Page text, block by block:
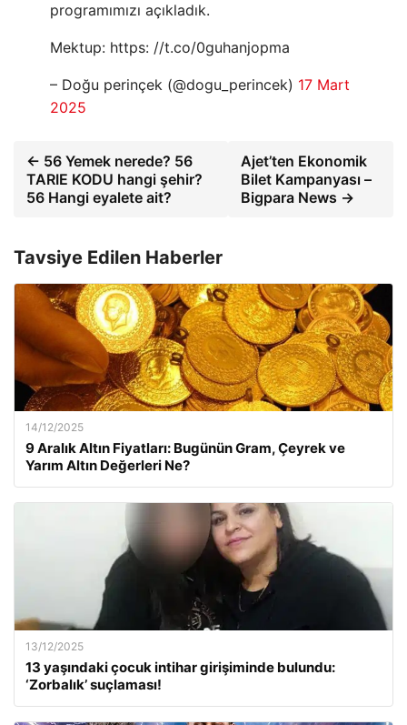
programımızı açıkladık.
Mektup: https: //t.co/0guhanjopma
– Doğu perinçek (@dogu_perincek) 17 Mart
2025
← 56 Yemek nerede? 56
TARIE KODU hangi şehir?
56 Hangi eyalete ait?
Ajet’ten Ekonomik
Bilet Kampanyası –
Bigpara News →
Tavsiye Edilen Haberler
14/12/2025
9 Aralık Altın Fiyatları: Bugünün Gram, Çeyrek ve
Yarım Altın Değerleri Ne?
13/12/2025
13 yaşındaki çocuk intihar girişiminde bulundu:
‘Zorbalık’ suçlaması!